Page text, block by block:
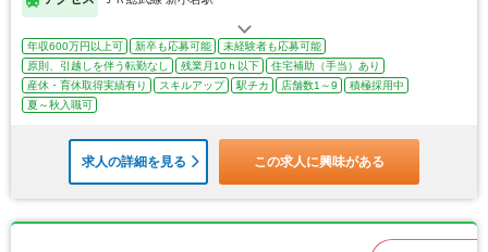
年収600万円以上可 新卒も応募可能
未経験者も応募可能
原則、引越しを伴う転勤なし
残業月10ｈ以下
住宅補助（手当）あり
産休・育休取得実績有り
スキルアップ 駅チカ 店舗数1～9
積極採用中
夏～秋入職可
求人の詳細を見る この求人に興味がある